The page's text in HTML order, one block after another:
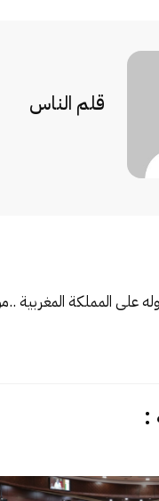
قلم الناس
على المملكة المغربية
: